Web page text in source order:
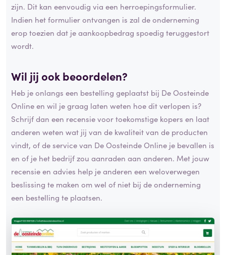
zijn. Dit kan eenvoudig via een herroepingsformulier.
Indien het formulier ontvangen is zal de onderneming
erop toezien dat je aankoopbedrag spoedig teruggestort
wordt.
Wil jij ook beoordelen?
Heb je onlangs een bestelling geplaatst bij De Oosteinde
Online en wil je graag laten weten hoe dit verlopen is?
Schrijf dan een recensie voor toekomstige kopers en laat
anderen weten wat jij van de kwaliteit van de producten
vindt, of de service van De Oosteinde Online je bevallen is
en of je het bedrijf zou aanraden aan anderen. Met jouw
recensie en advies help je anderen een weloverwegen
beslissing te maken om wel of niet bij de onderneming
een bestelling te plaatsen.